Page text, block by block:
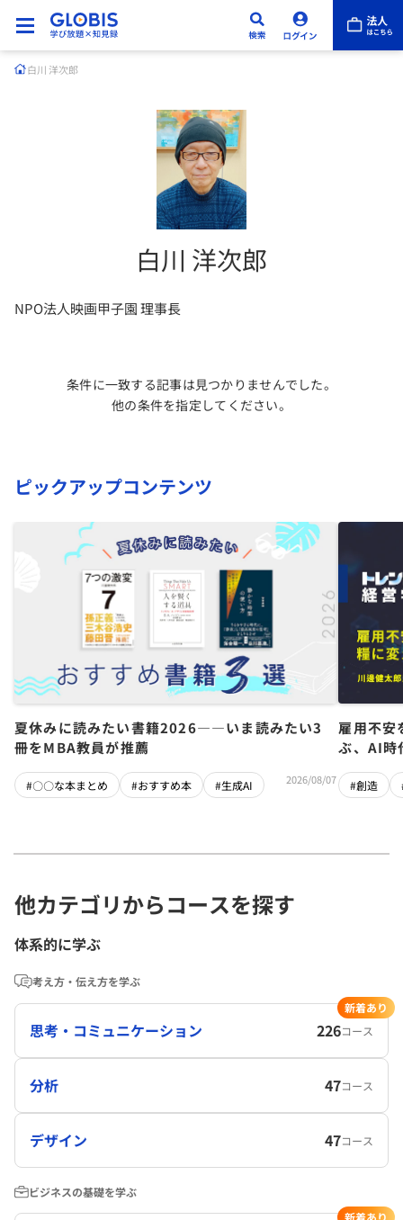
白川 洋次郎
白川 洋次郎
NPO法人映画甲子園 理事長
条件に一致する記事は見つかりませんでした。
他の条件を指定してください。
ピックアップコンテンツ
夏休みに読みたい書籍2026――いま読みたい3
冊をMBA教員が推薦
#〇〇な本まとめ #おすすめ本 #生成AI 2026/08/07
雇用不
ぶ、AI時
#創造
他カテゴリからコースを探す
体系的に学ぶ
考え方・伝え方を学ぶ
思考・コミュニケーション 226コース
新着あり
分析 47コース
デザイン 47コース
ビジネスの基礎を学ぶ